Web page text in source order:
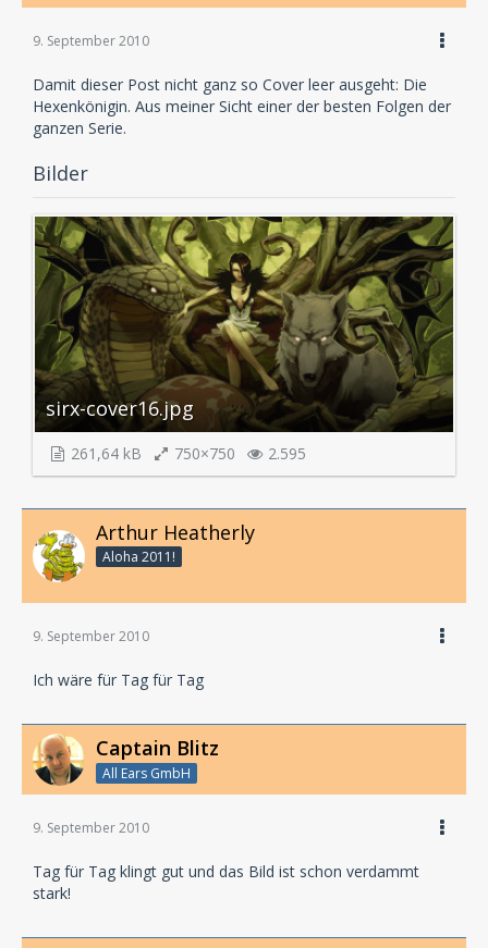
9. September 2010
Damit dieser Post nicht ganz so Cover leer ausgeht: Die
Hexenkönigin. Aus meiner Sicht einer der besten Folgen der
ganzen Serie.
Bilder
sirx-cover16.jpg
261,64 kB 750×750 2.595
Arthur Heatherly
Aloha 2011!
9. September 2010
Ich wäre für Tag für Tag
Captain Blitz
All Ears GmbH
9. September 2010
Tag für Tag klingt gut und das Bild ist schon verdammt
stark!